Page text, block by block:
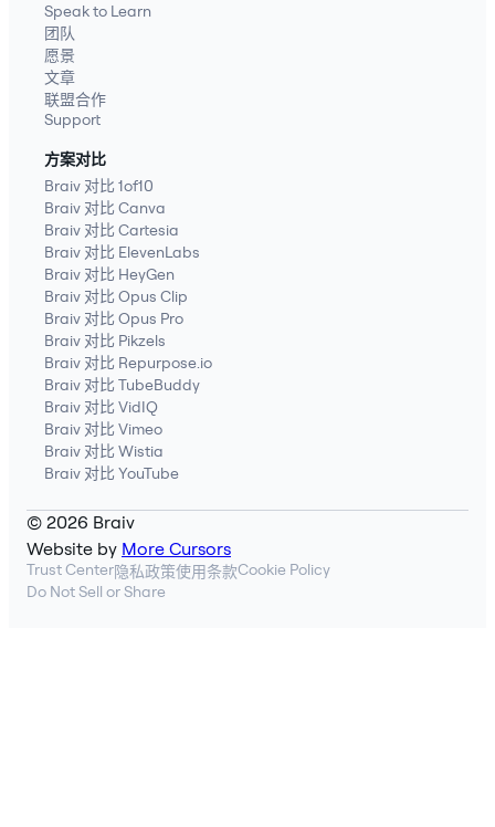
Speak to Learn
团队
愿景
文章
联盟合作
Support
方案对比
Braiv 对比 1of10
Braiv 对比 Canva
Braiv 对比 Cartesia
Braiv 对比 ElevenLabs
Braiv 对比 HeyGen
Braiv 对比 Opus Clip
Braiv 对比 Opus Pro
Braiv 对比 Pikzels
Braiv 对比 Repurpose.io
Braiv 对比 TubeBuddy
Braiv 对比 VidIQ
Braiv 对比 Vimeo
Braiv 对比 Wistia
Braiv 对比 YouTube
© 2026 Braiv
Website by More Cursors
Trust Center隐私政策使用条款Cookie Policy
Do Not Sell or Share